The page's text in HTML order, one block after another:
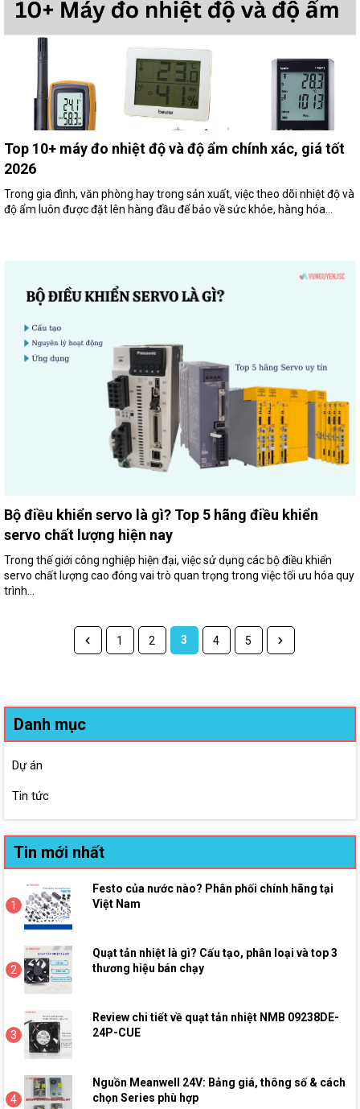
Top 10+ máy đo nhiệt độ và độ ẩm chính xác, giá tốt
2026
Trong gia đình, văn phòng hay trong sản xuất, việc theo dõi nhiệt độ và
độ ẩm luôn được đặt lên hàng đầu để bảo về sức khỏe, hàng hóa...
Bộ điều khiển servo là gì? Top 5 hãng điều khiển
servo chất lượng hiện nay
Trong thế giới công nghiệp hiện đại, việc sử dụng các bộ điều khiển
servo chất lượng cao đóng vai trò quan trọng trong việc tối ưu hóa quy
trình...
1 2 3 4 5
Danh mục
Dự án
Tin tức
Tin mới nhất
1
Festo của nước nào? Phân phối chính hãng tại
Việt Nam
2
Quạt tản nhiệt là gì? Cấu tạo, phân loại và top 3
thương hiệu bán chạy
3
Review chi tiết về quạt tản nhiệt NMB 09238DE-
24P-CUE
4
Nguồn Meanwell 24V: Bảng giá, thông số & cách
chọn Series phù hợp